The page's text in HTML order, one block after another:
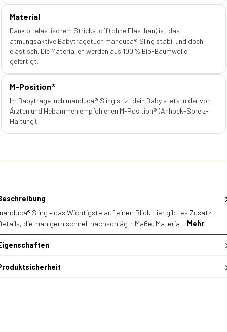
Material
Dank bi-elastischem Strickstoff (ohne Elasthan) ist das
atmungsaktive Babytragetuch manduca® Sling stabil und doch
elastisch. Die Materialien werden aus 100 % Bio-Baumwolle
gefertigt.
M-Position®
Im Babytragetuch manduca® Sling sitzt dein Baby stets in der von
Ärzten und Hebammen empfohlenen M-Position® (Anhock-Spreiz-
Haltung).
Sling – das Wichtigste auf einen Blick Hier gibt es Zusatz
die man gern schnell nachschlägt: Maße, Materia… Mehr